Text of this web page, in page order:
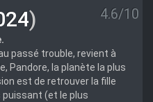
) 4.6/10
passé trouble, revient à
Pandore, la planète la plus
est de retrouver la fille
puissant (et le plus